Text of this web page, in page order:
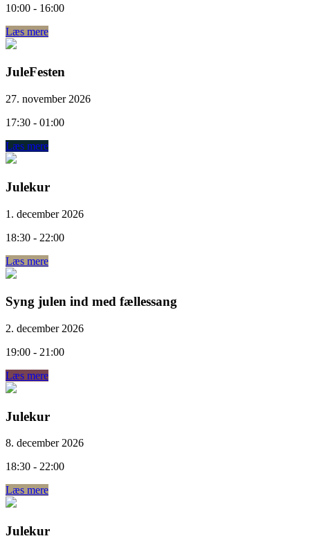
10:00 - 16:00
Læs mere
JuleFesten
27. november 2026
17:30 - 01:00
Læs mere
Julekur
1. december 2026
18:30 - 22:00
Læs mere
Syng julen ind med fællessang
2. december 2026
19:00 - 21:00
Læs mere
Julekur
8. december 2026
18:30 - 22:00
Læs mere
Julekur